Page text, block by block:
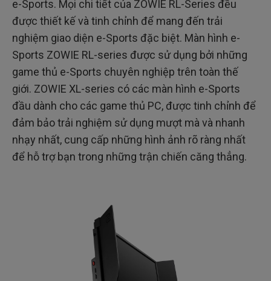
e-Sports. Mọi chi tiết của ZOWIE RL-Series đều
được thiết kế và tinh chỉnh để mang đến trải
nghiệm giao diện e-Sports đặc biệt. Màn hình e-
Sports ZOWIE RL-series được sử dụng bởi những
game thủ e-Sports chuyên nghiệp trên toàn thế
giới. ZOWIE XL-series có các màn hình e-Sports
đầu dành cho các game thủ PC, được tinh chỉnh để
đảm bảo trải nghiệm sử dụng mượt mà và nhanh
nhạy nhất, cung cấp những hình ảnh rõ ràng nhất
để hỗ trợ bạn trong những trận chiến căng thẳng.